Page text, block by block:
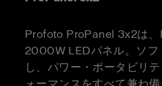
Profoto ProPanel 3x2は
2000W LEDパネル。ソフ
し、パワー・ポータビリ